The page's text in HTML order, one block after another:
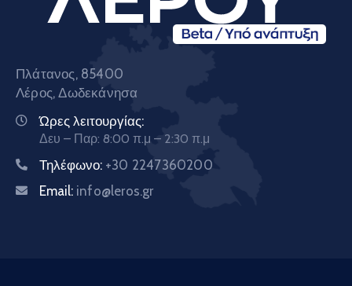
Πλάτανος, 85400
Λέρος, Δωδεκάνησα
Ώρες λειτουργίας:
Δευ – Παρ: 8:00 π.μ – 2:30 π.μ
Τηλέφωνο: +30 2247360200
Email: info@leros.gr